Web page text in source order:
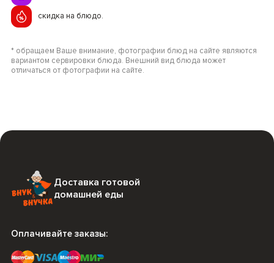
скидка на блюдо.
* обращаем Ваше внимание, фотографии блюд на сайте являются
вариантом сервировки блюда. Внешний вид блюда может
отличаться от фотографии на сайте.
Доставка готовой
домашней еды
Оплачивайте заказы: